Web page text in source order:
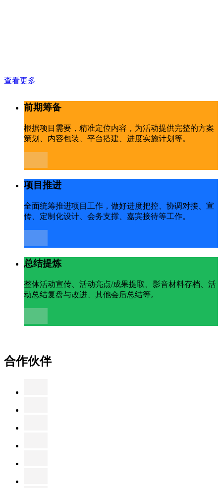
查看更多
前期筹备
根据项目需要，精准定位内容，为活动提供完整的方案
策划、内容包装、平台搭建、进度实施计划等。
项目推进
全面统筹推进项目工作，做好进度把控、协调对接、宣
传、定制化设计、会务支撑、嘉宾接待等工作。
总结提炼
整体活动宣传、活动亮点/成果提取、影音材料存档、活
动总结复盘与改进、其他会后总结等。
合作伙伴